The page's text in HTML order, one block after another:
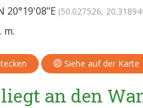
20°19'08"E (50.027526,
m.
Siehe auf der Karte
liegt an den